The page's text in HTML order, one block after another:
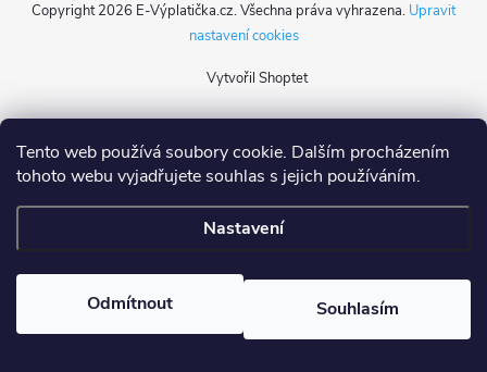
Tento web používá soubory cookie. Dalším procházením
tohoto webu vyjadřujete souhlas s jejich používáním.
Nastavení
Odmítnout Souhlasím
p
a
Vytvořil Shoptet
Copyright 2026 E-Výplatička.cz. Všechna práva vyhrazena. Upravit
nastavení cookies